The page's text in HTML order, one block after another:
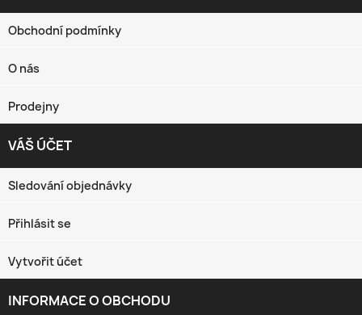
Obchodní podmínky
O nás
Prodejny
VÁŠ ÚČET
Sledování objednávky
Přihlásit se
Vytvořit účet
INFORMACE O OBCHODU